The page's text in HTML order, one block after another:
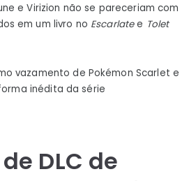
e Virizion não se pareceriam com
em um livro no Escarlatee Tolet
vazamento de Pokémon Scarlet e
inédita da série
DLC de